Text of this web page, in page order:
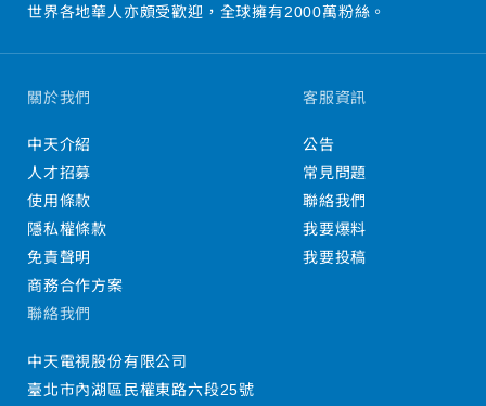
世界各地華人亦頗受歡迎，全球擁有2000萬粉絲。
關於我們
中天介紹
人才招募
使用條款
隱私權條款
免責聲明
商務合作方案
客服資訊
公告
常見問題
聯絡我們
我要爆料
我要投稿
聯絡我們
中天電視股份有限公司
臺北市內湖區民權東路六段25號